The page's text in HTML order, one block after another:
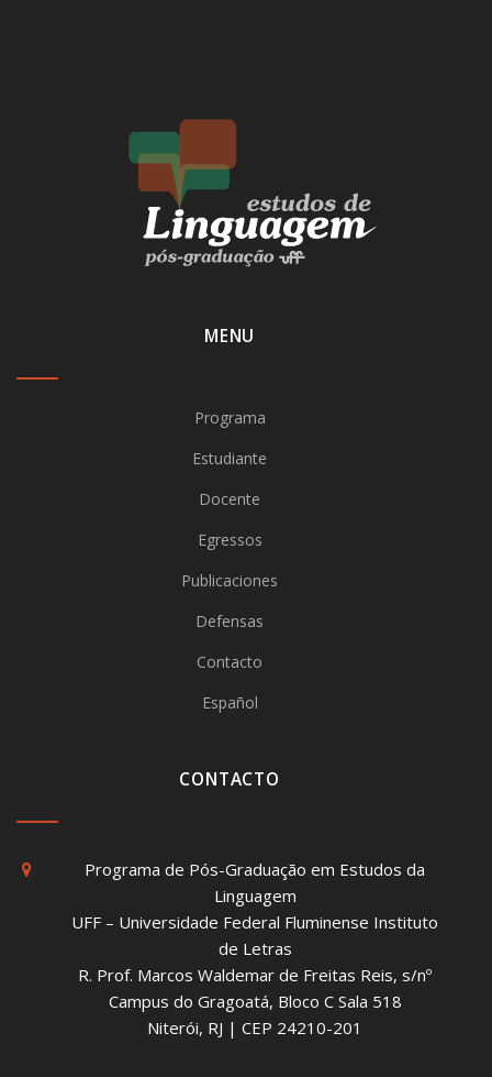
MENU
Programa
Estudiante
Docente
Egressos
Publicaciones
Defensas
Contacto
Español
CONTACTO
Programa de Pós-Graduação em Estudos da
Linguagem
UFF – Universidade Federal Fluminense Instituto
de Letras
R. Prof. Marcos Waldemar de Freitas Reis, s/nº
Campus do Gragoatá, Bloco C Sala 518
Niterói, RJ | CEP 24210-201